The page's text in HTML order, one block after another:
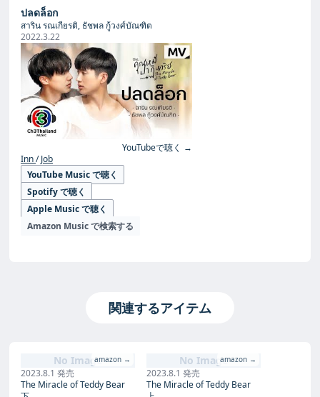
ปลดล็อก
สาริน รณเกียรติ, ธัชพล กู้วงศ์บัณฑิต
2022.3.22
YouTubeで聴く →
Inn
Job
YouTube Music で聴く
Spotify で聴く
Apple Music で聴く
Amazon Music で検索する
関連するアイテム
No Imageamazon →
2023.8.1 発売
The Miracle of Teddy Bear
No Imageamazon →
2023.8.1 発売
The Miracle of Teddy Bear